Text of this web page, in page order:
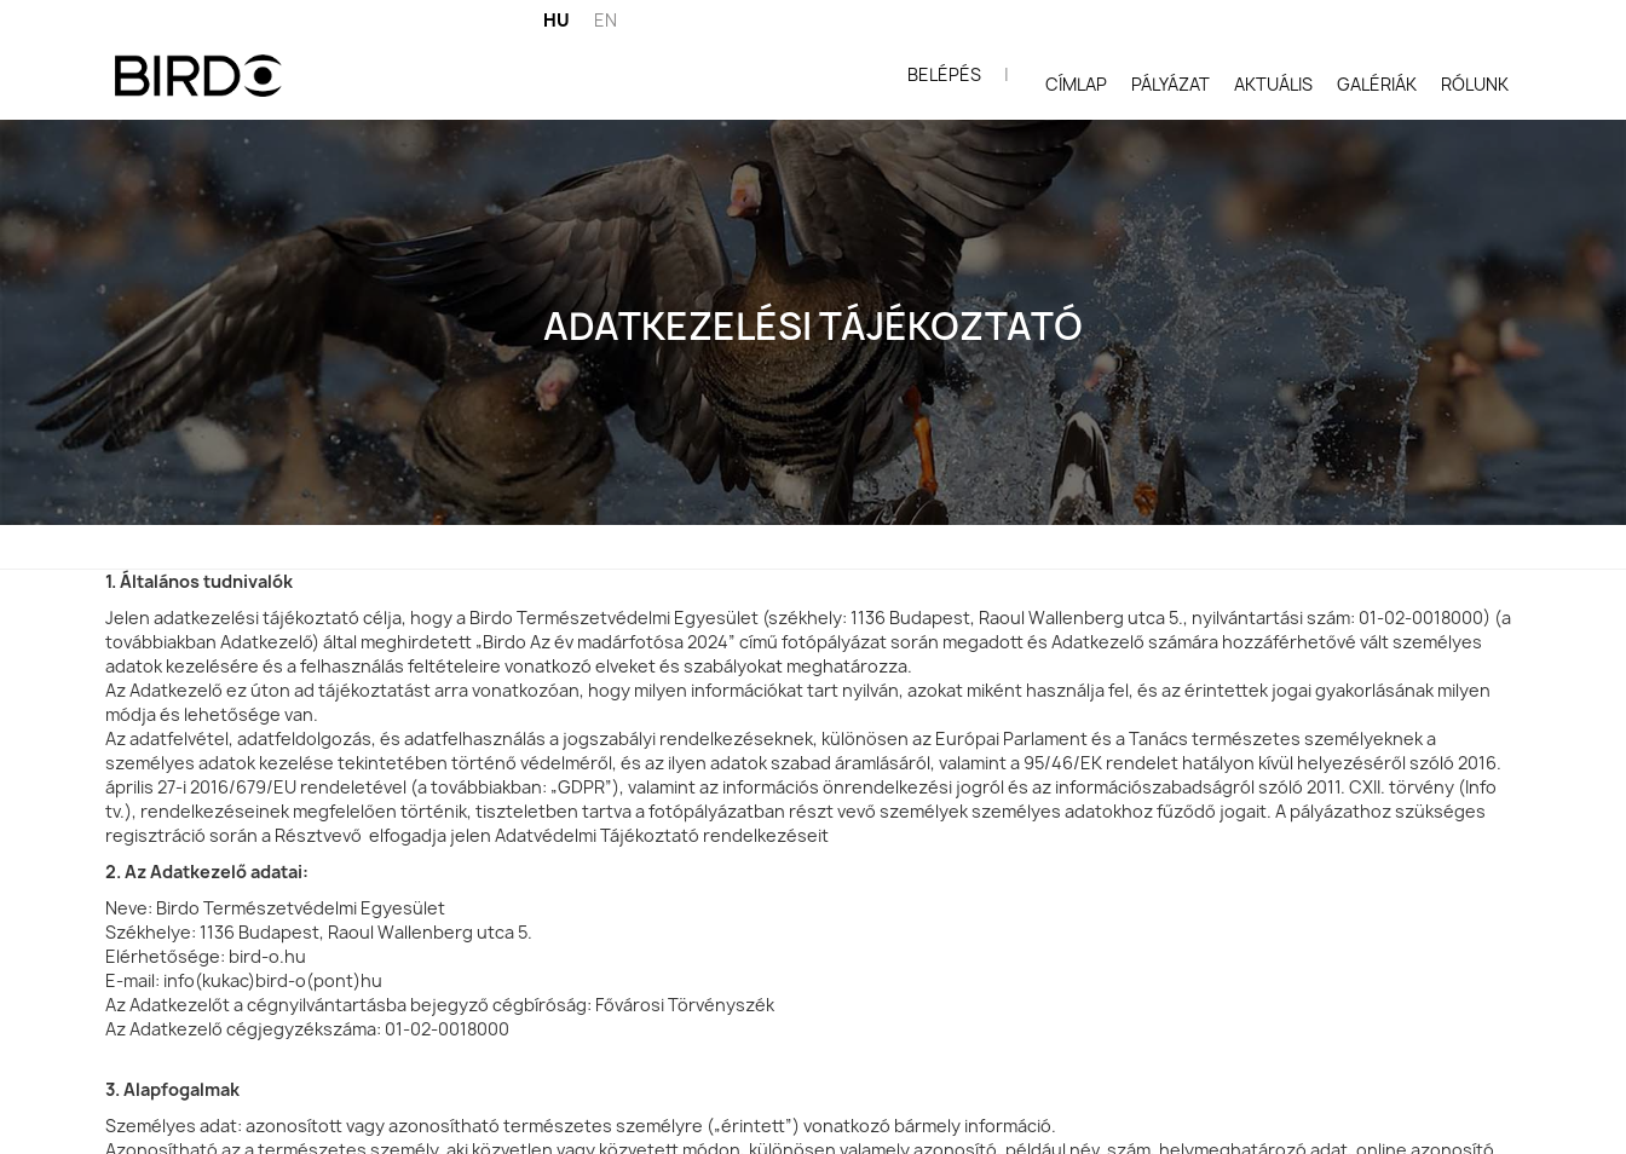
HU EN
CÍMLAP PÁLYÁZAT
Robert Gloeckner,
Egyesült Államok
Svetlana Ivanenko,
Oroszország
Terje Kolaas, Norvégia
Lóki Csaba,
Potyó Imre,
Georgina Steytler
Szilágyi Attila,
Magyarország
AKTUÁLIS GALÉRIÁK RÓLUNK
fiók
menüje
BELÉPÉS |
ADATKEZELÉSI TÁJÉKOZTATÓ
1. Általános tudnivalók
Jelen adatkezelési tájékoztató célja, hogy a Birdo Természetvédelmi Egyesület (székhely: 1136 Budapest, Raoul Wallenberg utca 5., nyilvántartási szám: 01-02-0018000) (a
továbbiakban Adatkezelő) által meghirdetett „Birdo Az év madárfotósa 2024” című fotópályázat során megadott és Adatkezelő számára hozzáférhetővé vált személyes
adatok kezelésére és a felhasználás feltételeire vonatkozó elveket és szabályokat meghatározza.
Az Adatkezelő ez úton ad tájékoztatást arra vonatkozóan, hogy milyen információkat tart nyilván, azokat miként használja fel, és az érintettek jogai gyakorlásának milyen
módja és lehetősége van.
Az adatfelvétel, adatfeldolgozás, és adatfelhasználás a jogszabályi rendelkezéseknek, különösen az Európai Parlament és a Tanács természetes személyeknek a
személyes adatok kezelése tekintetében történő védelméről, és az ilyen adatok szabad áramlásáról, valamint a 95/46/EK rendelet hatályon kívül helyezéséről szóló 2016.
április 27-i 2016/679/EU rendeletével (a továbbiakban: „GDPR”), valamint az információs önrendelkezési jogról és az információszabadságról szóló 2011. CXII. törvény (Info
tv.), rendelkezéseinek megfelelően történik, tiszteletben tartva a fotópályázatban részt vevő személyek személyes adatokhoz fűződő jogait. A pályázathoz szükséges
regisztráció során a Résztvevő elfogadja jelen Adatvédelmi Tájékoztató rendelkezéseit
2. Az Adatkezelő adatai:
Neve: Birdo Természetvédelmi Egyesület
Székhelye: 1136 Budapest, Raoul Wallenberg utca 5.
Elérhetősége: bird-o.hu
E-mail: info(kukac)bird-o(pont)hu
Az Adatkezelőt a cégnyilvántartásba bejegyző cégbíróság: Fővárosi Törvényszék
Az Adatkezelő cégjegyzékszáma: 01-02-0018000
3. Alapfogalmak
Személyes adat: azonosított vagy azonosítható természetes személyre („érintett”) vonatkozó bármely információ.